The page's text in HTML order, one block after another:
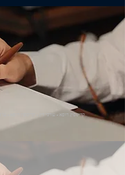
Krispin, Roufe - Law Firm | קריספין, רופא - עורכי דין - קריספין רופא - עו"ד